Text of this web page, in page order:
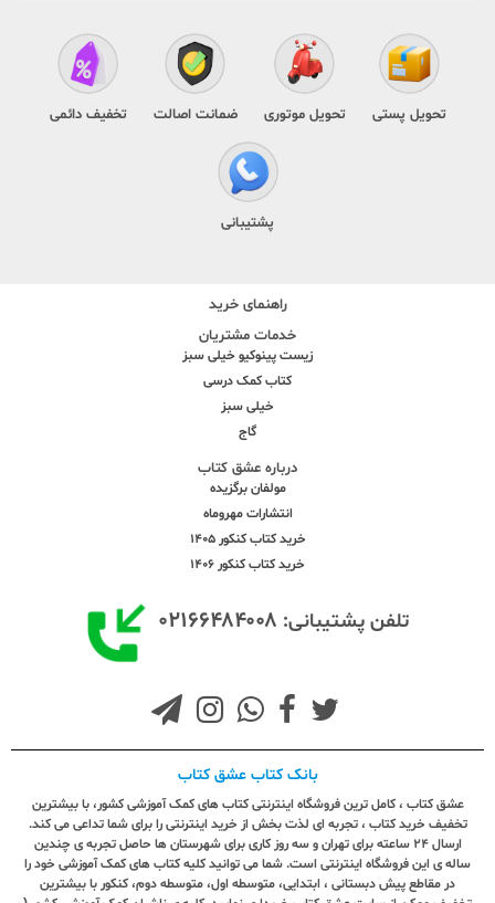
تحویل پستی تحویل موتوری ضمانت اصالت تخفیف دائمی
پشتیبانی
راهنمای خرید
خدمات مشتریان
زیست پینوکیو خیلی سبز
کتاب کمک درسی
خیلی سبز
گاج
درباره عشق کتاب
مولفان برگزیده
انتشارات مهروماه
خرید کتاب کنکور 1405
خرید کتاب کنکور 1406
تلفن پشتیبانی: ۰۲۱۶۶۴۸۴۰۰۸
بانک کتاب عشق کتاب
عشق کتاب ، کامل ترین فروشگاه اینترنتی کتاب های کمک آموزشی کشور، با بیشترین
تخفیف خرید کتاب ، تجربه ای لذت بخش از خرید اینترنتی را برای شما تداعی می کند.
ارسال ٢٤ ساعته برای تهران و سه روز کاری برای شهرستان ها حاصل تجربه ی چندین
ساله ی این فروشگاه اینترنتی است. شما می توانید کلیه کتاب های کمک آموزشی خود را
در مقاطع پیش دبستانی ، ابتدایی، متوسطه اول، متوسطه دوم، کنکور با بیشترین